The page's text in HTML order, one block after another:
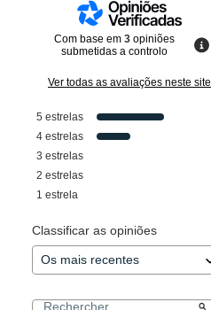
Com base em 3 opiniões
submetidas a controlo
Ver todas as avaliações neste site
5 estrelas
4 estrelas
3 estrelas
2 estrelas
1 estrela
Classificar as opiniões